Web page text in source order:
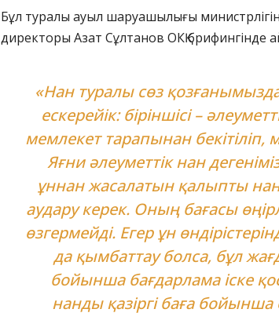
Бұл туралы ауыл шаруашылығы
директоры Азат Сұлтанов ОКҚ брифингінде
«Нан туралы сөз
ескерейік: біріншісі –
мемлекет тарапынан
Яғни әлеуметтік нан
ұннан жасалатын қалыпты
аудару керек. Оның бағасы
өзгермейді. Егер ұн
да қымбаттау болса, бұл
бойынша бағдарлама іске
нанды қазіргі баға бойынша